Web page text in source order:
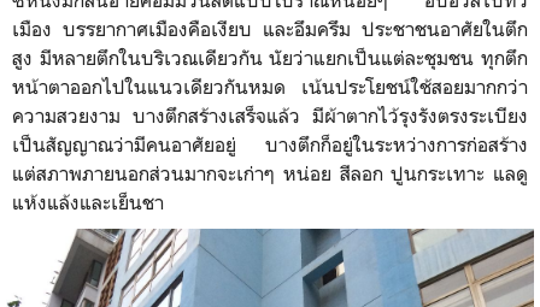
เมือง บรรยากาศเมืองคือเงียบ และอึมครึม ประชาชนอาศัยในตึก
สูง มีหลายตึกในบริเวณเดียวกัน นัยว่าแยกเป็นแต่ละชุมชน ทุกตึก
หน้าตาออกไปในแนวเดียวกันหมด เน้นประโยชน์ใช้สอยมากกว่า
ความสวยงาม บางตึกสร้างเสร็จแล้ว มีผ้าตากไว้รุงรังตรงระเบียง
เป็นสัญญาณว่ามีคนอาศัยอยู่ บางตึกก็อยู่ในระหว่างการก่อสร้าง
แต่สภาพภายนอกส่วนมากจะเก่าๆ หน่อย สีลอก ปูนกระเทาะ แลดู
แห้งแล้งและเย็นชา